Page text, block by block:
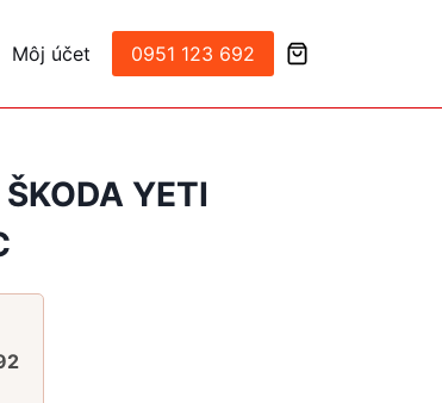
Môj účet 0951 123 692
YETI